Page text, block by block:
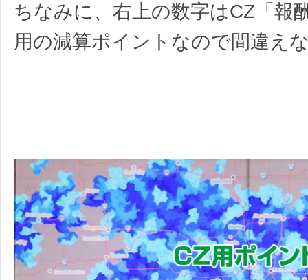
ちなみに、右上の数字はCZ「報
用の減算ポイントなので間違え